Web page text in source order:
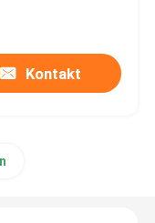
Kontakt